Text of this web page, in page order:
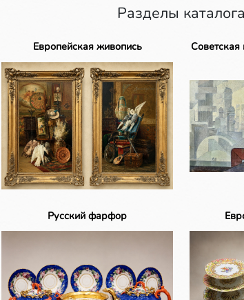
Разделы каталога
Европейская живопись
Русский фарфор